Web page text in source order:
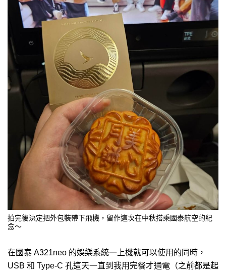
拍完後決定把外包裝帶下飛機，留作這次在中秋搭乘國泰航空的紀
念～
在國泰 A321neo 的娛樂系統一上機就可以使用的同時，
USB 和 Type-C 孔這天一直到我用完餐才通電（之前都是起